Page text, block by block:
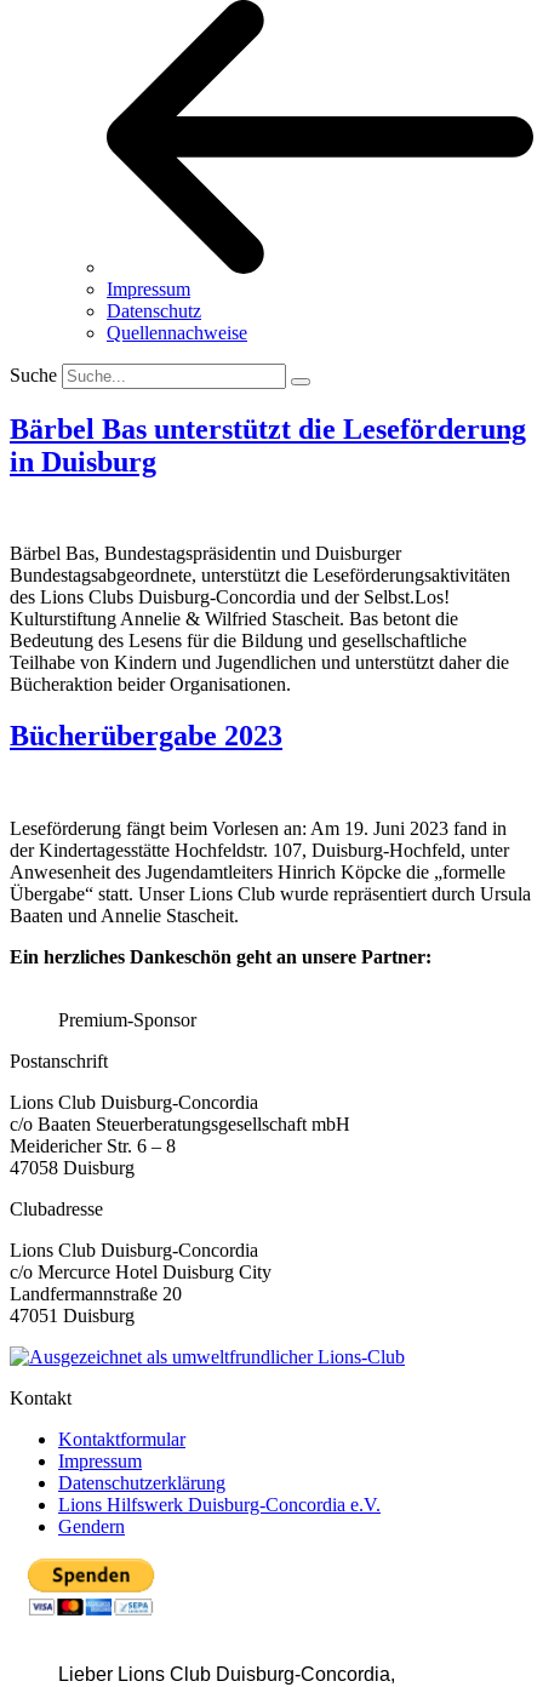
Impressum
Datenschutz
Quellennachweise
Suche
Bärbel Bas unterstützt die Leseförderung
in Duisburg
Bärbel Bas, Bundestagspräsidentin und Duisburger
Bundestagsabgeordnete, unterstützt die Leseförderungsaktivitäten
des Lions Clubs Duisburg-Concordia und der Selbst.Los!
Kulturstiftung Annelie & Wilfried Stascheit. Bas betont die
Bedeutung des Lesens für die Bildung und gesellschaftliche
Teilhabe von Kindern und Jugendlichen und unterstützt daher die
Bücheraktion beider Organisationen.
Bücherübergabe 2023
Leseförderung fängt beim Vorlesen an: Am 19. Juni 2023 fand in
der Kindertagesstätte Hochfeldstr. 107, Duisburg-Hochfeld, unter
Anwesenheit des Jugendamtleiters Hinrich Köpcke die „formelle
Übergabe“ statt. Unser Lions Club wurde repräsentiert durch Ursula
Baaten und Annelie Stascheit.
Ein herzliches Dankeschön geht an unsere Partner:
Premium-Sponsor
Postanschrift
Lions Club Duisburg-Concordia
c/o Baaten Steuerberatungsgesellschaft mbH
Meidericher Str. 6 – 8
47058 Duisburg
Clubadresse
Lions Club Duisburg-Concordia
c/o Mercurce Hotel Duisburg City
Landfermannstraße 20
47051 Duisburg
Kontakt
Kontaktformular
Impressum
Datenschutzerklärung
Lions Hilfswerk Duisburg-Concordia e.V.
Gendern
Lieber Lions Club Duisburg-Concordia,